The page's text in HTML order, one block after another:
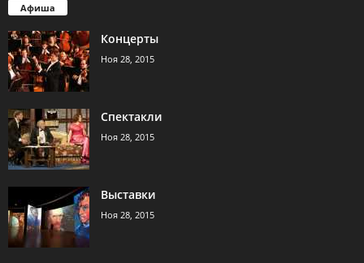
Афиша
Концерты
Ноя 28, 2015
Спектакли
Ноя 28, 2015
Выставки
Ноя 28, 2015